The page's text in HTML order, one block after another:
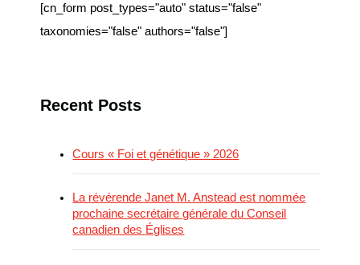
[cn_form post_types="auto" status="false"
taxonomies="false" authors="false"]
Recent Posts
Cours « Foi et génétique » 2026
La révérende Janet M. Anstead est nommée
prochaine secrétaire générale du Conseil
canadien des Églises